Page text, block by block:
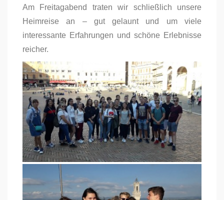
Am Freitagabend traten wir schließlich unsere
Heimreise an – gut gelaunt und um viele
interessante Erfahrungen und schöne Erlebnisse
reicher.